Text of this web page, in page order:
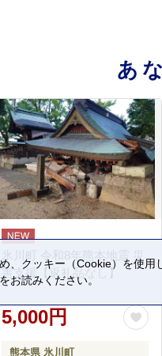
あ
氷川町 令和8年熊本地震 災
害支援【返礼品なし】
5,000円
熊本県 氷川町
、クッキー（Cookie）を使
をお読みください。